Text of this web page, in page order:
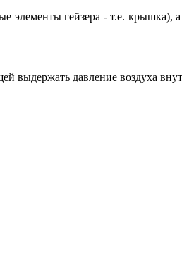
гейзера - т.е. крышка),
давление воздуха